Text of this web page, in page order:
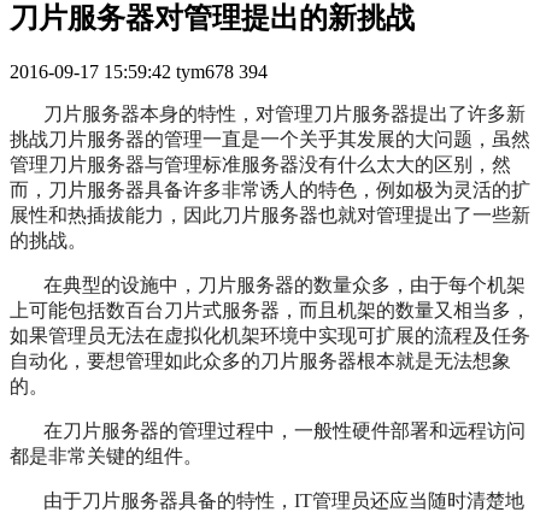
刀片服务器对管理提出的新挑战
2016-09-17 15:59:42 tym678 394
刀片服务器本身的特性，对管理刀片服务器提出了许多新
挑战刀片服务器的管理一直是一个关乎其发展的大问题，虽然
管理刀片服务器与管理标准服务器没有什么太大的区别，然
而，刀片服务器具备许多非常诱人的特色，例如极为灵活的扩
展性和热插拔能力，因此刀片服务器也就对管理提出了一些新
的挑战。
在典型的设施中，刀片服务器的数量众多，由于每个机架
上可能包括数百台刀片式服务器，而且机架的数量又相当多，
如果管理员无法在虚拟化机架环境中实现可扩展的流程及任务
自动化，要想管理如此众多的刀片服务器根本就是无法想象
的。
在刀片服务器的管理过程中，一般性硬件部署和远程访问
都是非常关键的组件。
由于刀片服务器具备的特性，IT管理员还应当随时清楚地